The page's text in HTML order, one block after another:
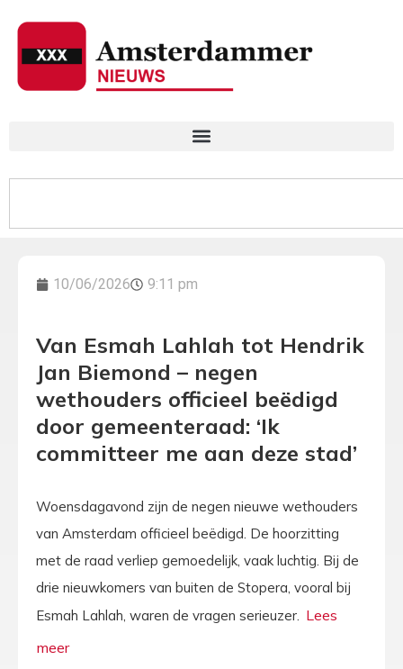
10/06/2026 9:11 pm
Van Esmah Lahlah tot Hendrik
Jan Biemond – negen
wethouders officieel beëdigd
door gemeenteraad: ‘Ik
committeer me aan deze stad’
Woensdagavond zijn de negen nieuwe wethouders
van Amsterdam officieel beëdigd. De hoorzitting
met de raad verliep gemoedelijk, vaak luchtig. Bij de
drie nieuwkomers van buiten de Stopera, vooral bij
Esmah Lahlah, waren de vragen serieuzer.